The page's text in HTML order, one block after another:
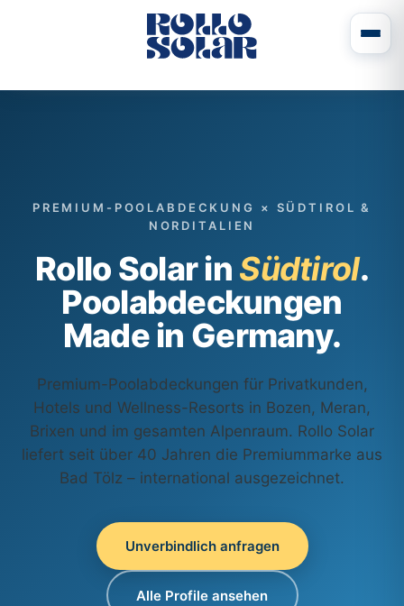
PREMIUM-POOLABDECKUNG × SÜDTIROL &
NORDITALIEN
Rollo Solar in Südtirol.
Poolabdeckungen
Made in Germany.
Premium-Poolabdeckungen für Privatkunden,
Hotels und Wellness-Resorts in Bozen, Meran,
Brixen und im gesamten Alpenraum. Rollo Solar
liefert seit über 40 Jahren die Premiummarke aus
Bad Tölz – international ausgezeichnet.
Unverbindlich anfragen
Alle Profile ansehen